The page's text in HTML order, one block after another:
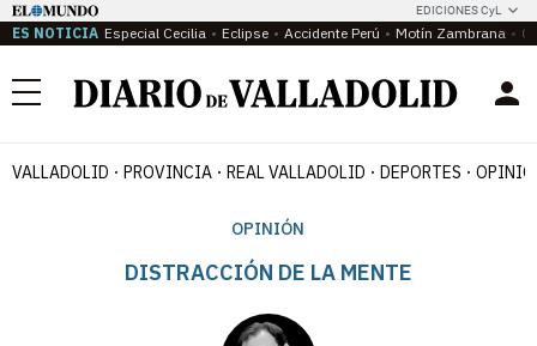
EDICIONES CyL
ES NOTICIA Especial Cecilia Eclipse Accidente Perú Motín Zambrana
Menú
VALLADOLID PROVINCIA REAL VALLADOLID DEPORTES
OPINIÓN
DISTRACCIÓN DE LA MENTE